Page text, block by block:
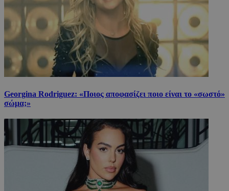
Georgina Rodriguez: «Ποιος αποφασίζει ποιο είναι το «σωστό»
σώμα;»